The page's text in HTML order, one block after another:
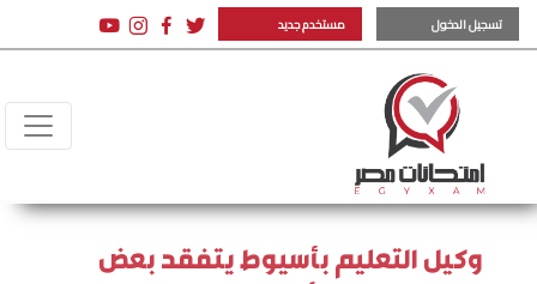
تسجيل الدخول مستخدم جديد
وكيل التعليم بأسيوط يتفقد بعض